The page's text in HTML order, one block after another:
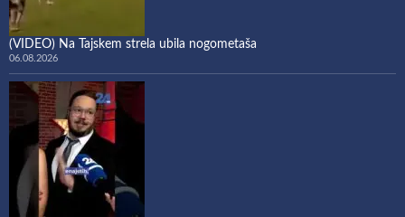
(VIDEO) Na Tajskem strela ubila nogometaša
06.08.2026